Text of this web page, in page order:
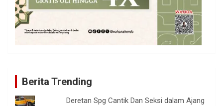
Berita Trending
Deretan Spg Cantik Dan Seksi dalam Ajang